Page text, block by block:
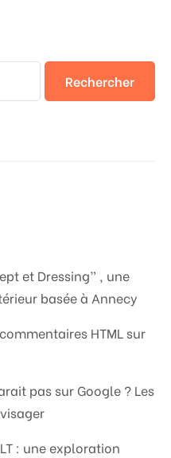
Rechercher
et Dressing” , une
basée à Annecy
HTML sur
pas sur Google ? Les
: une exploration